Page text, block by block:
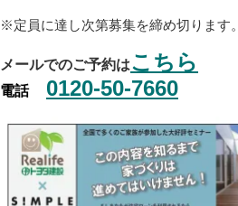
※定員に達し次第募集を締め切ります。
メールでのご予約はこちら
電話 0120-50-7660